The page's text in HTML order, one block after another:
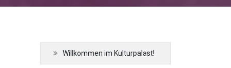
Willkommen im Kulturpalast!